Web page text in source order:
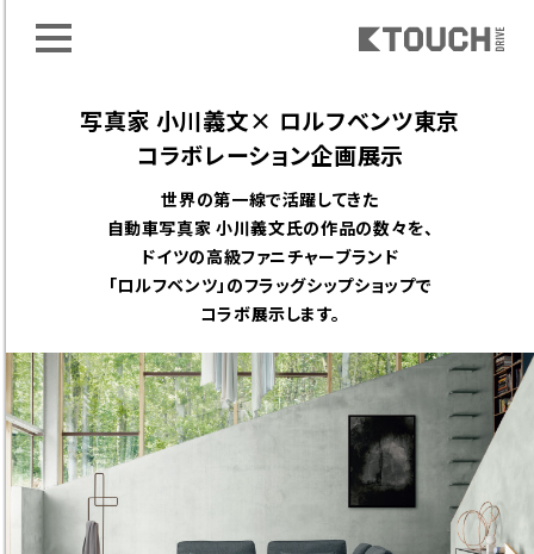
写真家 小川義文× ロルフベンツ東京
コラボレーション企画展示
世界の第一線で活躍してきた
自動車写真家 小川義文氏の作品の数々を、
ドイツの高級ファニチャーブランド
「ロルフベンツ」のフラッグシップショップで
コラボ展示します。